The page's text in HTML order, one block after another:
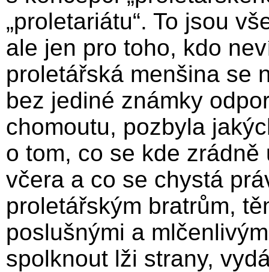
„proletariátu“. To jsou
ale jen pro toho, kdo
proletářská menšina se
bez jediné známky
chomoutu, pozbyla
o tom, co se kde
včera a co se chystá
proletářským bratrům,
poslušnými a
spolknout lži strany,